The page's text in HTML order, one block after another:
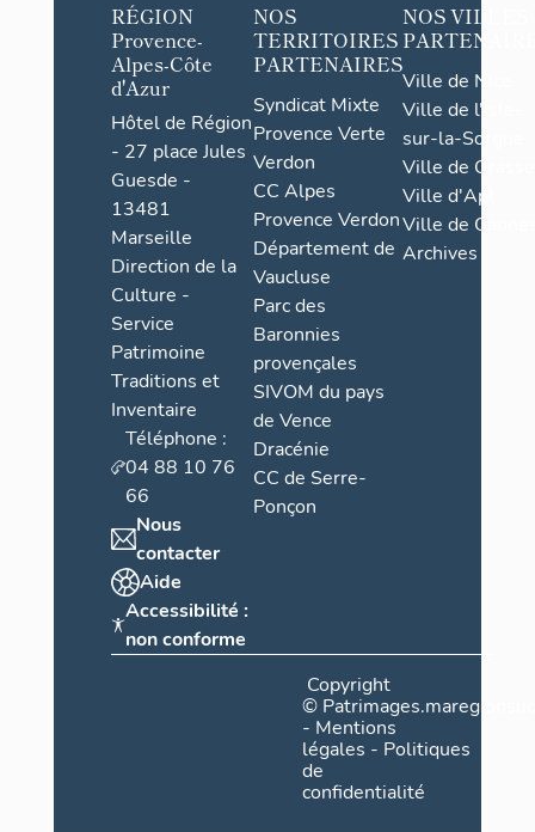
RÉGION
Provence-
Alpes-Côte
d'Azur
Hôtel de Région
- 27 place Jules
Guesde -
13481
Marseille
Direction de la
Culture -
Service
Patrimoine
Traditions et
Inventaire
Téléphone :
04 88 10 76
66
Nous
contacter
Aide
Accessibilité :
non conforme
NOS
TERRITOIRES
PARTENAIRES
Syndicat Mixte
Provence Verte
Verdon
CC Alpes
Provence Verdon
Département de
Vaucluse
Parc des
Baronnies
provençales
SIVOM du pays
de Vence
Dracénie
CC de Serre-
Ponçon
NOS VILLES
Ville de Nice
Ville de l'Isle-
sur-la-Sorgue
Ville de Grasse
Ville d'Apt
Ville de
Archives
Copyright
©
- Mentions
légales - Politiques
de
confidentialité